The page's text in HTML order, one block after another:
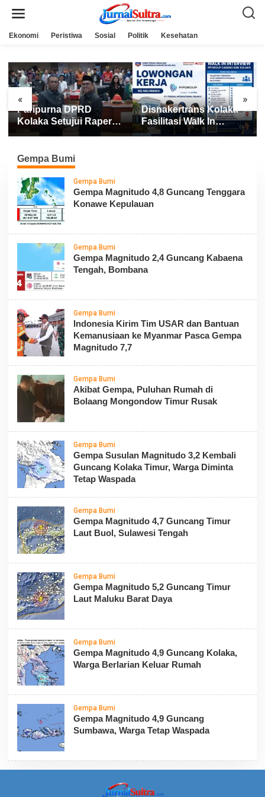
Ekonomi Peristiwa Sosial Politik Kesehatan
« »
Paripurna DPRD
Kolaka Setujui Raperda
APBD 2025
Disnakertrans Kolaka
Fasilitasi Walk In
Interview FIFGROUP,
Gempa Bumi
Gempa Bumi
Gempa Magnitudo 4,8 Guncang Tenggara
Konawe Kepulauan
Gempa Bumi
Gempa Magnitudo 2,4 Guncang Kabaena
Tengah, Bombana
Gempa Bumi
Indonesia Kirim Tim USAR dan Bantuan
Kemanusiaan ke Myanmar Pasca Gempa
Magnitudo 7,7
Gempa Bumi
Akibat Gempa, Puluhan Rumah di
Bolaang Mongondow Timur Rusak
Gempa Bumi
Gempa Susulan Magnitudo 3,2 Kembali
Guncang Kolaka Timur, Warga Diminta
Tetap Waspada
Gempa Bumi
Gempa Magnitudo 4,7 Guncang Timur
Laut Buol, Sulawesi Tengah
Gempa Bumi
Gempa Magnitudo 5,2 Guncang Timur
Laut Maluku Barat Daya
Gempa Bumi
Gempa Magnitudo 4,9 Guncang Kolaka,
Warga Berlarian Keluar Rumah
Gempa Bumi
Gempa Magnitudo 4,9 Guncang
Sumbawa, Warga Tetap Waspada